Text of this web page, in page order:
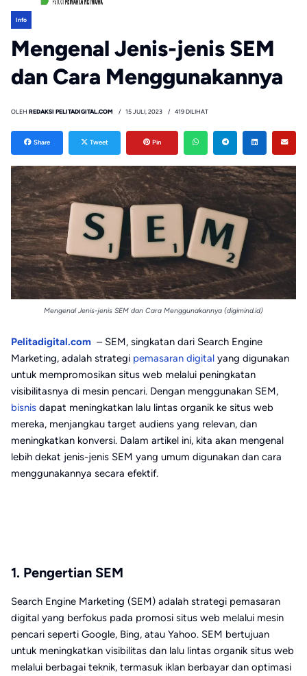
Info
Mengenal Jenis-jenis SEM
dan Cara Menggunakannya
OLEH REDAKSI PELITADIGITAL.COM 15 JULI, 2023 419 DILIHAT
Share Tweet Pin
Mengenal Jenis-jenis SEM dan Cara Menggunakannya (digimind.id)
Pelitadigital.com – SEM, singkatan dari Search Engine
Marketing, adalah strategi pemasaran digital yang digunakan
untuk mempromosikan situs web melalui peningkatan
visibilitasnya di mesin pencari. Dengan menggunakan SEM,
bisnis dapat meningkatkan lalu lintas organik ke situs web
mereka, menjangkau target audiens yang relevan, dan
meningkatkan konversi. Dalam artikel ini, kita akan mengenal
lebih dekat jenis-jenis SEM yang umum digunakan dan cara
menggunakannya secara efektif.
1. Pengertian SEM
Search Engine Marketing (SEM) adalah strategi pemasaran
digital yang berfokus pada promosi situs web melalui mesin
pencari seperti Google, Bing, atau Yahoo. SEM bertujuan
untuk meningkatkan visibilitas dan lalu lintas organik situs web
melalui berbagai teknik, termasuk iklan berbayar dan optimasi